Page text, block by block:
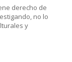
derecho de
no lo
y